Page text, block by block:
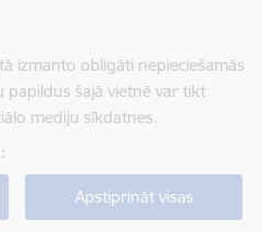
izmanto obligāti nepieciešamās
papildus šajā vietnē var tikt
mediju sīkdatnes.
Apstiprināt visas